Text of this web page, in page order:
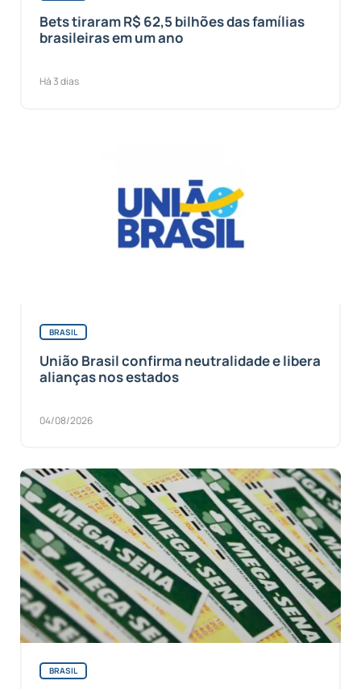
Bets tiraram R$ 62,5 bilhões das famílias
brasileiras em um ano
Há 3 dias
BRASIL
União Brasil confirma neutralidade e libera
alianças nos estados
04/08/2026
BRASIL